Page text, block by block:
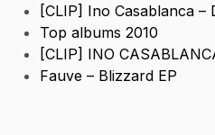
[CLIP] Ino Casablanca –
Top albums 2010
[CLIP] INO
Fauve – Blizzard EP